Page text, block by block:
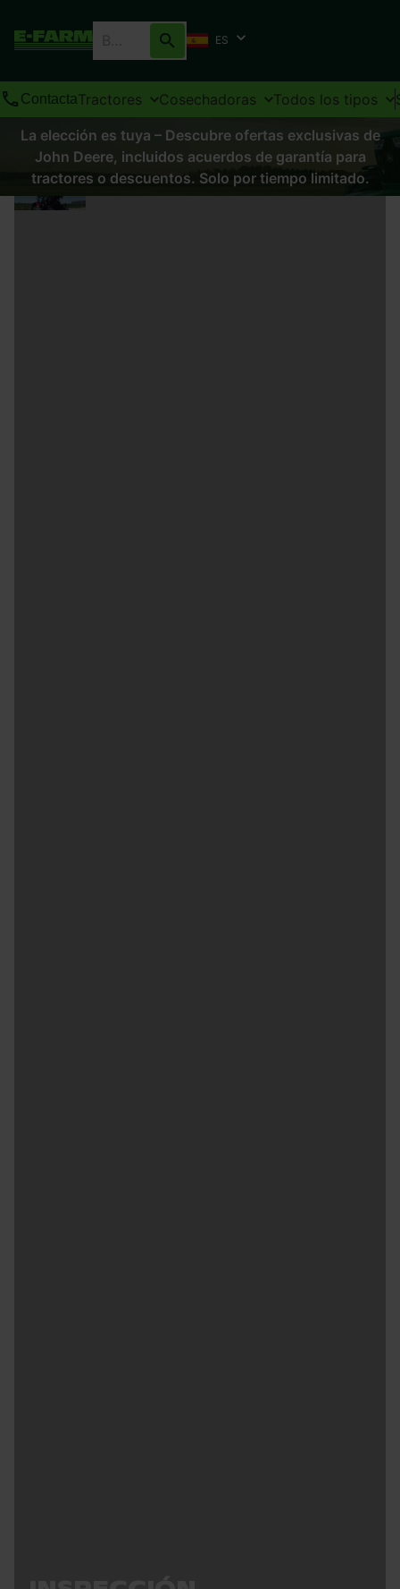
ES
ContactaTractores Cosechadoras Todos los tipos
La elección es tuya – Descubre ofertas exclusivas de
John Deere, incluidos acuerdos de garantía para
tractores o descuentos. Solo por tiempo limitado.